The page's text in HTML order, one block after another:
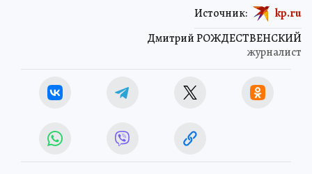
Дмитрий РОЖДЕСТВЕНСКИЙ
журналист
Источник: kp.ru